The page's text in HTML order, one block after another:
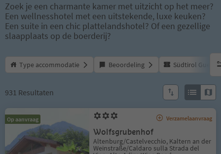
Zoek je een charmante kamer met uitzicht op het meer?
Een wellnesshotel met een uitstekende, luxe keuken?
Een suite in een chic plattelandshotel? Of een gezellige
slaapplaats op de boerderij?
Type accommodatie Beoordeling Südtirol Guest
931 Resultaten
You are on the results grid. Press Tab to focus on the first result.
You are on the results preview grid, you can access the first
Op aanvraag 3Sterren Verzamelaanvraag
Wolfsgrubenhof
Locatie:
Altenburg/Castelvecchio, Kaltern an der
Weinstraße/Caldaro sulla Strada del